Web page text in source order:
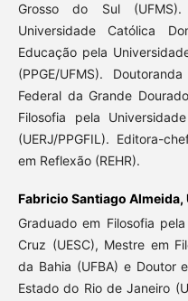
Grosso do Sul
Universidade Católica
Educação pela
(PPGE/UFMS).
Federal da Grande
Filosofia pela
(UERJ/PPGFIL). Editora-
em Reflexão (REHR).
Fabricio Santiago Almeida,
Graduado em Filosofia
Cruz (UESC), Mestre em
da Bahia (UFBA) e Doutor
Estado do Rio de Janeiro